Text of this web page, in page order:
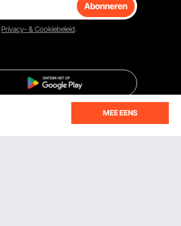
Abonneren
Privacy- & Cookiebeleid.
MEE EENS